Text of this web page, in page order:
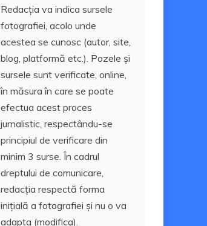
Redacția va indica sursele
fotografiei, acolo unde
acestea se cunosc (autor, site,
blog, platformă etc.). Pozele și
sursele sunt verificate, online,
în măsura în care se poate
efectua acest proces
jurnalistic, respectându-se
principiul de verificare din
minim 3 surse. În cadrul
dreptului de comunicare,
redacția respectă forma
inițială a fotografiei și nu o va
adapta (modifica).